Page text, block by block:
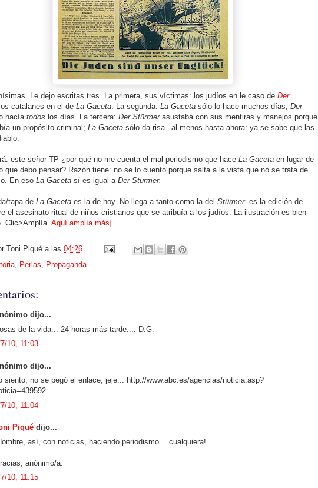
Le dejo escritas tres. La primera, sus víctimas: los judíos en le caso de Der
los catalanes en el de La Gaceta. La segunda: La Gaceta sólo lo hace muchos días; Der
hacía todos los días. La tercera: Der Stürmerasustaba con sus mentiras y manejos porque
un propósito criminal; La Gaceta sólo da risa –al menos hasta ahora: ya se sabe que las
este señor TP ¿por qué no me cuenta el mal periodismo que hace La Gaceta en lugar de
que debo pensar? Razón tiene: no se lo cuento porque salta a la vista que no se trata de
En eso La Gaceta sí es igual a Der Stürmer.
tapa de La Gaceta es la de hoy. No llega a tanto como la del Stürmer: es la edición de
el asesinato ritual de niños cristianos que se atribuía a los judíos. La ilustración es bien
Clic>Amplía. Aquí amplía más]
Toni Piqué a las 04:26
, Perlas, Propaganda
dijo...
de la vida... 24 horas más tarde.... D.G.
10, 11:03
dijo...
siento, no se pegó el enlace, jeje... http://www.abc.es/agencias/noticia.asp?
10, 11:04
Piqué dijo...
así, con noticias, haciendo periodismo… cualquiera!
anónimo/a.
10, 11:15